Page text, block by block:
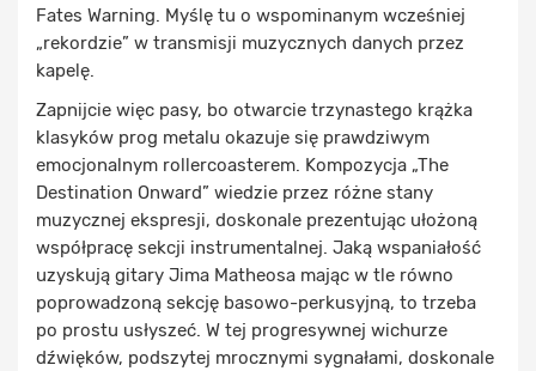
Fates Warning. Myślę tu o wspominanym wcześniej
„rekordzie” w transmisji muzycznych danych przez
kapelę.
Zapnijcie więc pasy, bo otwarcie trzynastego krążka
klasyków prog metalu okazuje się prawdziwym
emocjonalnym rollercoasterem. Kompozycja „The
Destination Onward” wiedzie przez różne stany
muzycznej ekspresji, doskonale prezentując ułożoną
współpracę sekcji instrumentalnej. Jaką wspaniałość
uzyskują gitary Jima Matheosa mając w tle równo
poprowadzoną sekcję basowo-perkusyjną, to trzeba
po prostu usłyszeć. W tej progresywnej wichurze
dźwięków, podszytej mrocznymi sygnałami, doskonale